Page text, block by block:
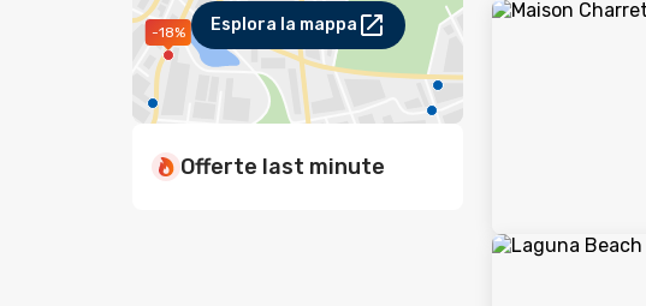
-18% Esplora la mappa
Offerte last minute